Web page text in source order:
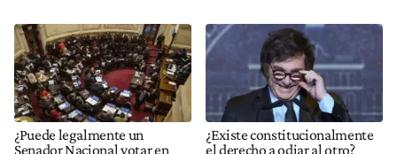
¿Puede legalmente un
Senador Nacional votar en
¿Existe constitucionalmente
el derecho a odiar al otro?